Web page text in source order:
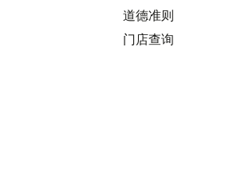
道德准则
门店查询